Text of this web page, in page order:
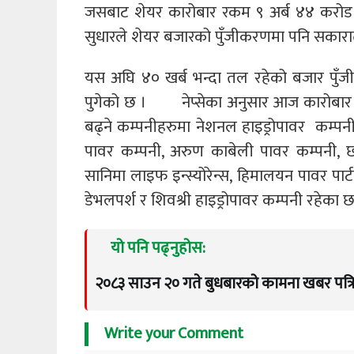
जसबाट शेयर कारोबार रकम ९ अर्ब ४४
सुधारले शेयर बजारको पुँजीकरणमा पनि
यस अघि ४० खर्ब भन्दा तल रहेको बजार
पुगेको छ । नेप्सेका अनुसार आज कारोबार
बढ्ने कम्पनीहरुमा नेशनल हाइड्रोपावर
पावर कम्पनी, अरुण काबेली पावर कम्पनी,
सानिमा लाइफ इन्स्योरेन्स, हिमालयन पावर
डेभलपर्श र शिवश्री हाइड्रोपावर कम्पनी रहेका
यो पनि पढ्नुहोस:
२०८३ साउन २० गते बुधबारको कामना खबर
Write your Comment